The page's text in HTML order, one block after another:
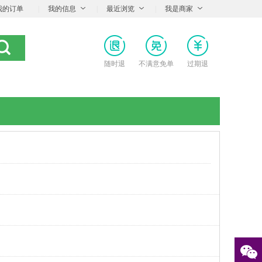
的订单 我的信息 最近浏览 我是商家
随时退 不满意免单 过期退